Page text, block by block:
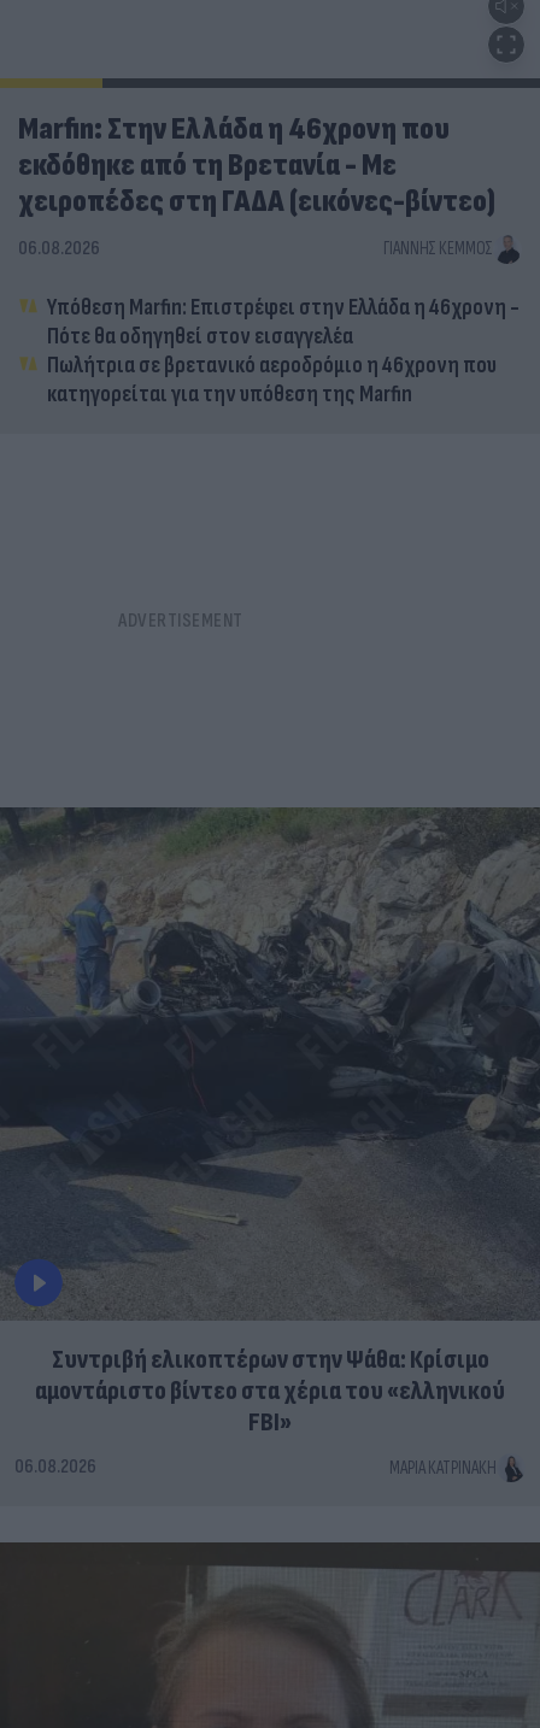
Marfin: Στην Ελλάδα η 46χρονη που
εκδόθηκε από τη Βρετανία - Με
χειροπέδες στη ΓΑΔΑ (εικόνες-βίντεο)
06.08.2026 ΓΙΆΝΝΗΣ ΚΈΜΜΟΣ
Υπόθεση Marfin: Επιστρέφει στην Ελλάδα η 46χρονη -
Πότε θα οδηγηθεί στον εισαγγελέα
Πωλήτρια σε βρετανικό αεροδρόμιο η 46χρονη που
κατηγορείται για την υπόθεση της Marfin
Συντριβή ελικοπτέρων στην Ψάθα: Κρίσιμο
αμοντάριστο βίντεο στα χέρια του «ελληνικού
FBI»
06.08.2026 ΜΑΡΊΑ ΚΑΤΡΙΝΆΚΗ